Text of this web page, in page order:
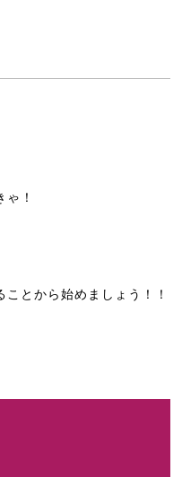
！
とから始めましょう！！